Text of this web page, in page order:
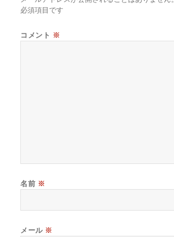
必須項目です
コメント ※
名前 ※
メール ※